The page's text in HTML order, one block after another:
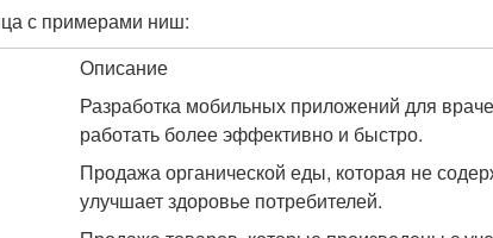
с примерами ниш:
Описание
Разработка мобильных приложений для
работать более эффективно и быстро.
Продажа органической еды, которая не
улучшает здоровье потребителей.